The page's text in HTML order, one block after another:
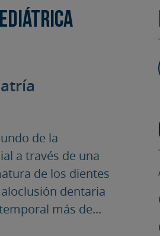
TRATAMIENTOS
FAQS
OTROS
de la
a través de una
de los dientes
dentaria
más de...